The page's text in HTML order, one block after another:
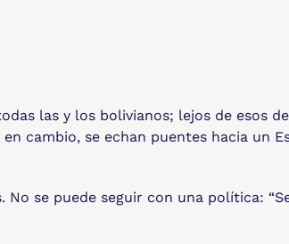
las y los bolivianos; lejos de esos
cambio, se echan puentes hacia un
se puede seguir con una política: